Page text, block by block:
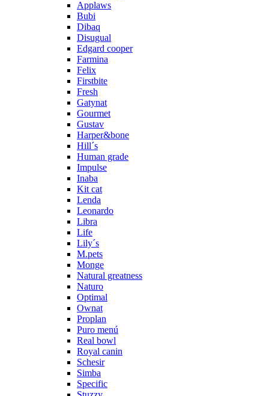
Applaws
Bubi
Dibaq
Disugual
Edgard cooper
Farmina
Felix
Firstbite
Fresh
Gatynat
Gourmet
Gustav
Harper&bone
Hill´s
Human grade
Impulse
Inaba
Kit cat
Lenda
Leonardo
Libra
Life
Lily´s
M.pets
Monge
Natural greatness
Naturo
Optimal
Ownat
Proplan
Puro menú
Real bowl
Royal canin
Schesir
Simba
Specific